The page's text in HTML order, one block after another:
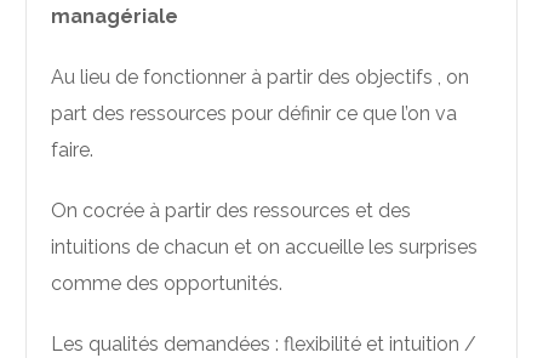
managériale
Au lieu de fonctionner à partir des objectifs , on
part des ressources pour définir ce que l’on va
faire.
On cocrée à partir des ressources et des
intuitions de chacun et on accueille les surprises
comme des opportunités.
Les qualités demandées : flexibilité et intuition /